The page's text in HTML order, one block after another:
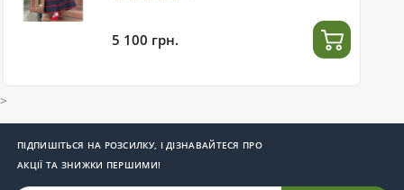
5 100 грн.
>
ПІДПИШІТЬСЯ НА РОЗСИЛКУ, І ДІЗНАВАЙТЕСЯ ПРО
АКЦІЇ ТА ЗНИЖКИ ПЕРШИМИ!